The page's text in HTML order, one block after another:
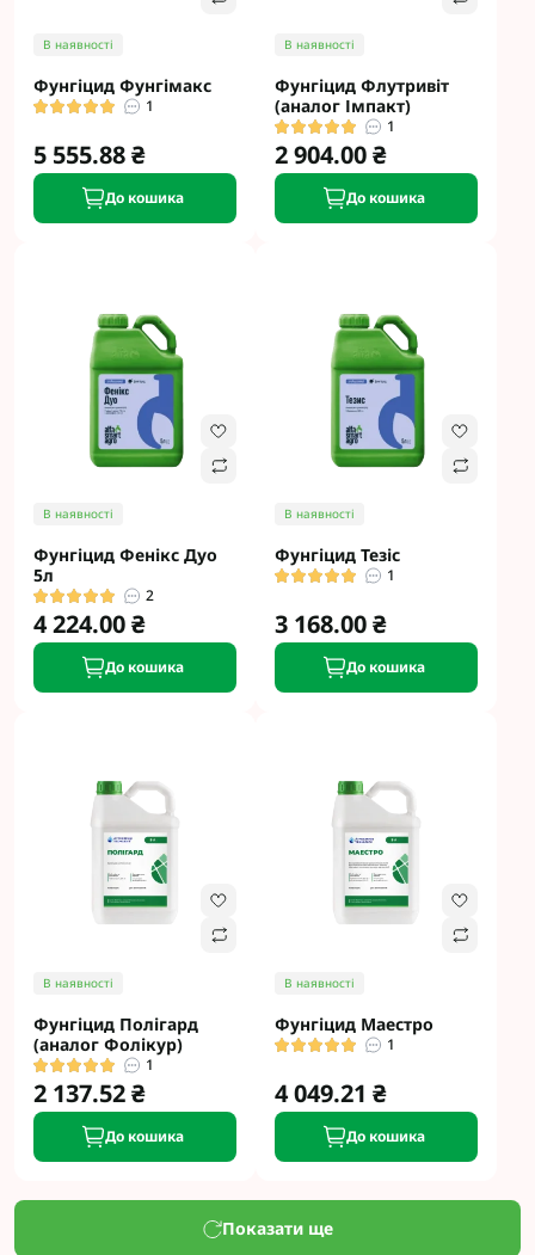
В наявності
Фунгіцид Фунгімакс
1
5 555.88 ₴
До кошика
В наявності
Фунгіцид Флутривіт
(аналог Імпакт)
1
2 904.00 ₴
До кошика
В наявності
Фунгіцид Фенікс Дуо
5л
2
4 224.00 ₴
До кошика
В наявності
Фунгіцид Тезіс
1
3 168.00 ₴
До кошика
В наявності
Фунгіцид Полігард
(аналог Фолікур)
1
2 137.52 ₴
До кошика
В наявності
Фунгіцид Маестро
1
4 049.21 ₴
До кошика
Показати ще